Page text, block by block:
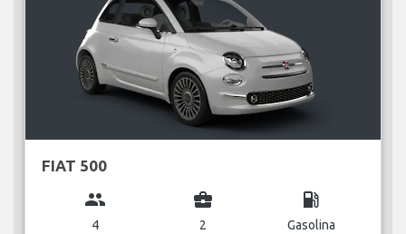
FIAT 500
group
4
business_center
2
local_gas_station
Gasolina